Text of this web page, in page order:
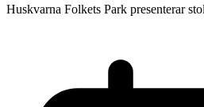
Huskvarna Folkets Park presenterar